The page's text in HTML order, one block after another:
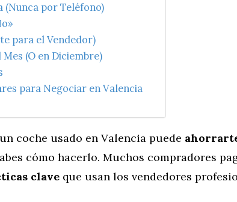
(Nunca por Teléfono)
para el Vendedor)
(O en Diciembre)
para Negociar en Valencia
coche usado en Valencia puede
cómo hacerlo. Muchos compradores
clave que usan los vendedores